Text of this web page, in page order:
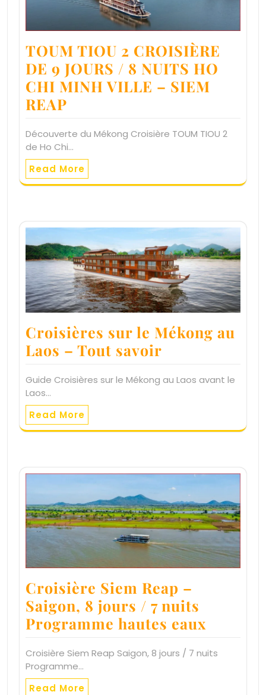
TOUM TIOU 2 CROISIÈRE
DE 9 JOURS / 8 NUITS HO
CHI MINH VILLE – SIEM
REAP
Découverte du Mékong Croisière TOUM TIOU 2
de Ho Chi…
Read More
Croisières sur le Mékong au
Laos – Tout savoir
Guide Croisières sur le Mékong au Laos avant le
Laos…
Read More
Croisière Siem Reap –
Saigon, 8 jours / 7 nuits
Programme hautes eaux
Croisière Siem Reap Saigon, 8 jours / 7 nuits
Programme…
Read More